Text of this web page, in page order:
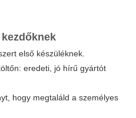
első készüléknek.
eredeti, jó hírű gyártót
hogy megtaláld a személyes